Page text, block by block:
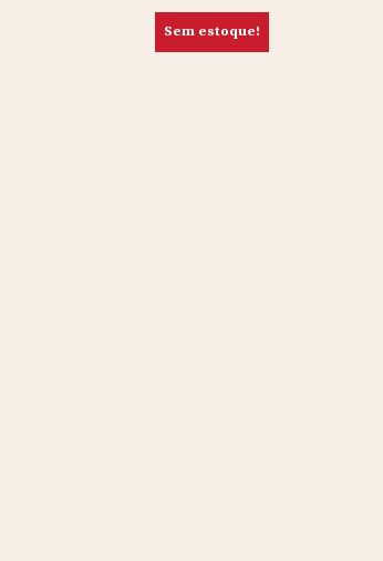
Sem estoque!